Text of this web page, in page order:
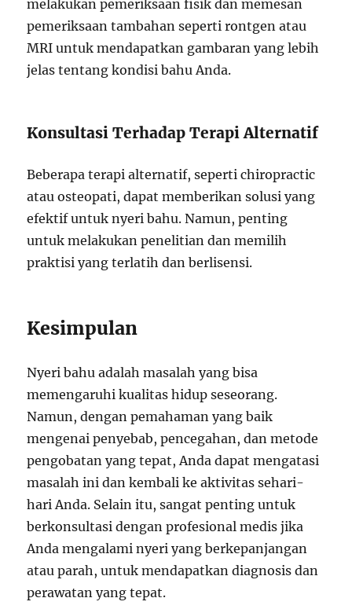
melakukan pemeriksaan fisik dan memesan
pemeriksaan tambahan seperti rontgen atau
MRI untuk mendapatkan gambaran yang lebih
jelas tentang kondisi bahu Anda.
Konsultasi Terhadap Terapi Alternatif
Beberapa terapi alternatif, seperti chiropractic
atau osteopati, dapat memberikan solusi yang
efektif untuk nyeri bahu. Namun, penting
untuk melakukan penelitian dan memilih
praktisi yang terlatih dan berlisensi.
Kesimpulan
Nyeri bahu adalah masalah yang bisa
memengaruhi kualitas hidup seseorang.
Namun, dengan pemahaman yang baik
mengenai penyebab, pencegahan, dan metode
pengobatan yang tepat, Anda dapat mengatasi
masalah ini dan kembali ke aktivitas sehari-
hari Anda. Selain itu, sangat penting untuk
berkonsultasi dengan profesional medis jika
Anda mengalami nyeri yang berkepanjangan
atau parah, untuk mendapatkan diagnosis dan
perawatan yang tepat.